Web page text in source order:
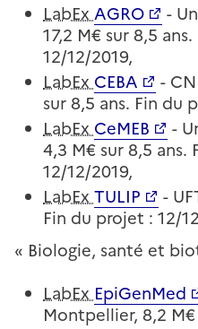
LabExAGRO
-
17,2 M€ sur 8,5
12/12/2019,
LabExCEBA
-
sur 8,5 ans. Fin du
LabExCeMEB
-
4,3 M€ sur 8,5 ans.
12/12/2019,
LabExTULIP
-
Fin du projet : 12/
« Biologie, santé et
LabExEpiGenMed
Montpellier, 8,2 M€